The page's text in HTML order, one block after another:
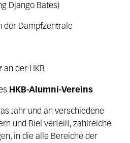
Django Bates)
der Dampfzentrale
an der HKB
HKB-Alumni-Vereins
Jahr und an verschiedene
und Biel verteilt, zahlreiche
in die alle Bereiche der